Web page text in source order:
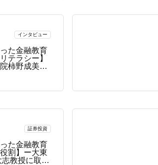
インタビュー
た金融教育
テラシー】
柿野成美先
証券投資
た金融教育
割】ー大東
教授に取材